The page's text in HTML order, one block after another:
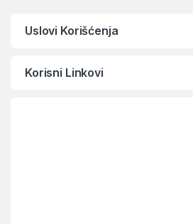
Uslovi Korišćenja
Korisni Linkovi